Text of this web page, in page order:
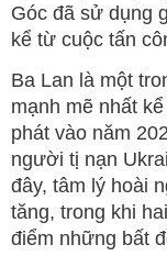
Góc đã sử dụng
kể từ cuộc tấn
Ba Lan là một
mạnh mẽ nhất
phát vào năm
người tị nạn
đây, tâm lý hoài
tăng, trong khi
điểm những bất